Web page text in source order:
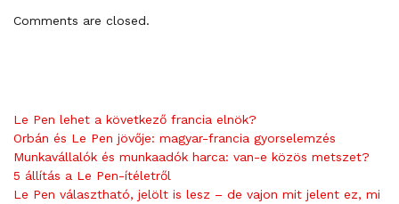
Comments are closed.
Le Pen lehet a következő francia elnök?
Orbán és Le Pen jövője: magyar-francia gyorselemzés
Munkavállalók és munkaadók harca: van-e közös metszet?
5 állítás a Le Pen-ítéletről
Le Pen választható, jelölt is lesz – de vajon mit jelent ez, mi